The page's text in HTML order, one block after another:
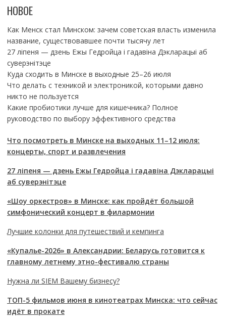
НОВОЕ
Как Менск стал Минском: зачем советская власть изменила
название, существовавшее почти тысячу лет
27 ліпеня — дзень Ежы Гедройца і гадавіна Дэкларацыі аб
суверэнітэце
Куда сходить в Минске в выходные 25–26 июля
Что делать с техникой и электроникой, которыми давно
никто не пользуется
Какие пробиотики лучше для кишечника? Полное
руководство по выбору эффективного средства
Что посмотреть в Минске на выходных 11–12 июля:
концерты, спорт и развлечения
27 ліпеня — дзень Ежы Гедройца і гадавіна Дэкларацыі
аб суверэнітэце
«Шоу оркестров» в Минске: как пройдёт большой
симфонический концерт в филармонии
Лучшие колонки для путешествий и кемпинга
«Купалье-2026» в Александрии: Беларусь готовится к
главному летнему этно-фестивалю страны
Нужна ли SIEM Вашему бизнесу?
ТОП-5 фильмов июня в кинотеатрах Минска: что сейчас
идёт в прокате